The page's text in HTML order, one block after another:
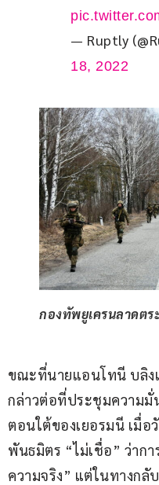
— Ruptly
18, 2022
กองทัพยูเครนลาดต
ขณะที่นายแอนโทนี บลิง
กล่าวต่อที่ประชุมความมั่
ตอนใต้ของเยอรมนี เมื่อ
พันธมิตร “ไม่เชื่อ” ว่าก
ความจริง” แต่ในทางกลั